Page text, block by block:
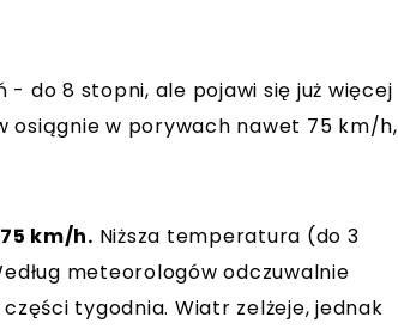
- do 8 stopni, ale pojawi się już więcej
osiągnie w porywach nawet 75 km/h,
km/h. Niższa temperatura (do 3
meteorologów odczuwalnie
tygodnia. Wiatr zelżeje, jednak